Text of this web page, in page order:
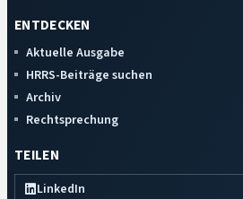
ENTDECKEN
Aktuelle Ausgabe
HRRS-Beiträge suchen
Archiv
Rechtsprechung
TEILEN
LinkedIn